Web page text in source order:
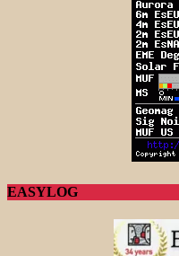
EASYLOG